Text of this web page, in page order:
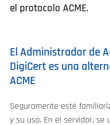
el protocolo ACME.
El Administrador de
DigiCert es una
ACME
Seguramente esté
y su uso. En el servidor, se